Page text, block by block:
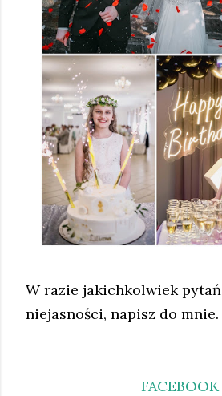
W razie jakichkolwiek pytań
niejasności, napisz do mnie.
FACEBOOK